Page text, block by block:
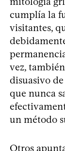
cumplía la
visitantes,
vez,
disuasivo
que nunca
un método
Otros